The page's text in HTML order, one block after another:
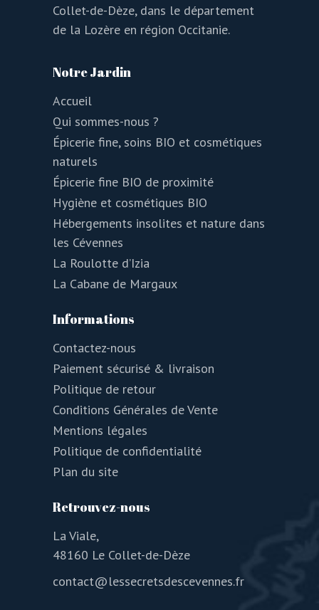
Collet-de-Dèze, dans le département
de la Lozère en région Occitanie.
Notre Jardin
Accueil
Qui sommes-nous ?
Épicerie fine, soins BIO et cosmétiques
naturels
Épicerie fine BIO de proximité
Hygiène et cosmétiques BIO
Hébergements insolites et nature dans
les Cévennes
La Roulotte d’Izia
La Cabane de Margaux
Informations
Contactez-nous
Paiement sécurisé & livraison
Politique de retour
Conditions Générales de Vente
Mentions légales
Politique de confidentialité
Plan du site
Retrouvez-nous
La Viale,
48160 Le Collet-de-Dèze
contact@lessecretsdescevennes.fr